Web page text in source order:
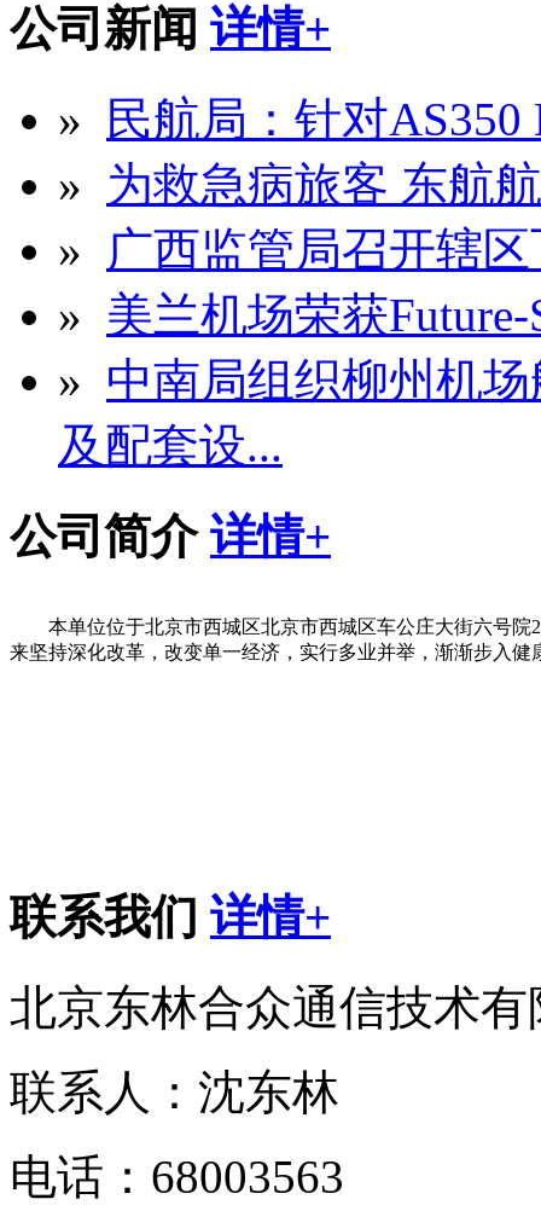
公司新闻 详情+
»
民航局：针对
» 为救急病旅客 东航
» 广西监管局召开辖
» 美兰机场荣获
» 中南局组织柳州机
及配套设...
公司简介 详情+
本单位位于北京市西城区北京市西城区车公庄大街六号院
来坚持深化改革，改变单一经济，实行多业并举，渐渐步入健
联系我们 详情+
北京东林合众通信技术有
联系人：沈东林
电话：68003563